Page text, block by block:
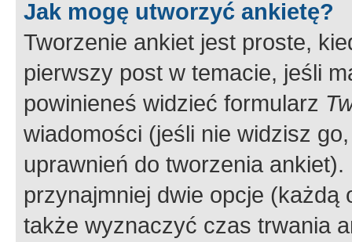
Jak mogę utworzyć ankietę?
Tworzenie ankiet jest proste,
pierwszy post w temacie, jeśli
powinieneś widzieć formularz
wiadomości (jeśli nie widzisz
uprawnień do tworzenia
przynajmniej dwie opcje
także wyznaczyć czas trwania